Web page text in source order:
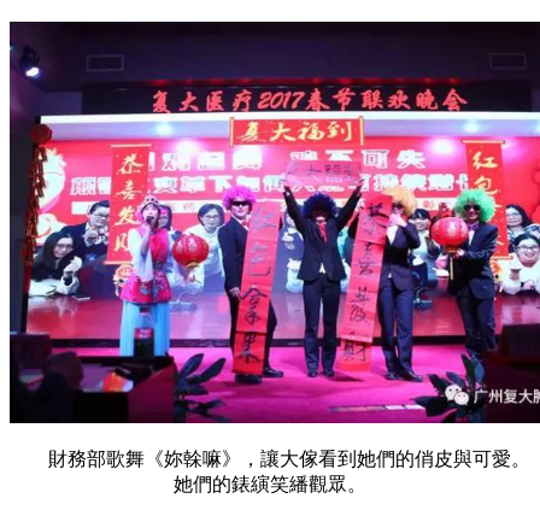
財務部歌舞《妳榦嘛》，讓大傢看到她們的俏皮與可愛。
她們的錶縯笑繙觀眾。